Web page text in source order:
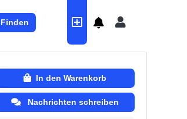
Finden
In den Warenkorb
Nachrichten schreiben